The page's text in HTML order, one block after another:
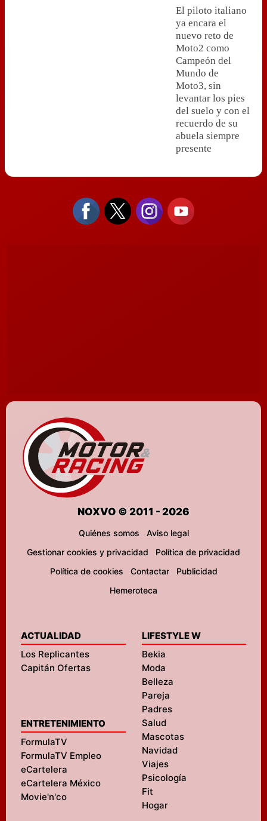
El piloto italiano
ya encara el
nuevo reto de
Moto2 como
Campeón del
Mundo de
Moto3, sin
levantar los pies
del suelo y con el
recuerdo de su
abuela siempre
presente
NOXVO © 2011 - 2026
Quiénes somos
Aviso legal
Gestionar cookies y privacidad
Política de privacidad
Política de cookies
Contactar
Publicidad
Hemeroteca
ACTUALIDAD
Los Replicantes
Capitán Ofertas
ENTRETENIMIENTO
FormulaTV
FormulaTV Empleo
eCartelera
eCartelera México
Movie'n'co
LIFESTYLE W
Bekia
Moda
Belleza
Pareja
Padres
Salud
Mascotas
Navidad
Viajes
Psicología
Fit
Hogar